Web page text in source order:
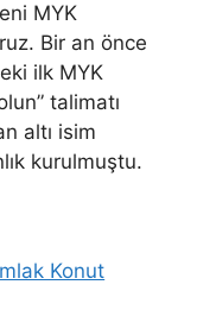
MYK
Bir an önce
ilk MYK
talimatı
altı isim
kurulmuştu.
Konut